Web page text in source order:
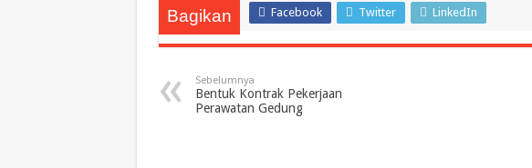
Bagikan Facebook Twitter LinkedIn
Sebelumnya
Bentuk Kontrak Pekerjaan
Perawatan Gedung